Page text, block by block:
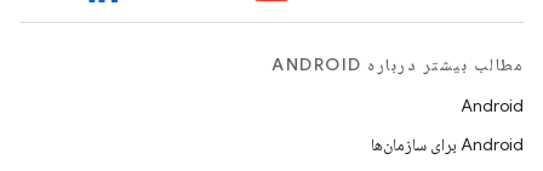
مطالب بیشتر درباره ANDROID
Android
Android برای سازمان‌ها